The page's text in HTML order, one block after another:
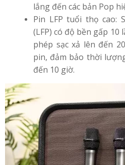
lắng đến các bản Pop
Pin LFP tuổi thọ cao:
(LFP) có độ bền gấp
phép sạc xả lên đến
pin, đảm bảo thời
đến 10 giờ.